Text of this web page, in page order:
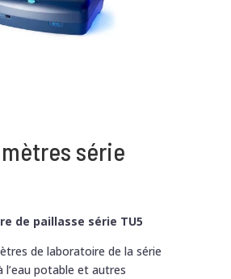
série
de paillasse série TU5
de laboratoire de la série
l’eau potable et autres